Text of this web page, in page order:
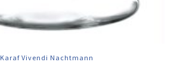
Karaf Vivendi Nachtmann